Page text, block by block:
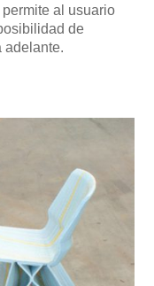
al usuario
de
adelante.
author/